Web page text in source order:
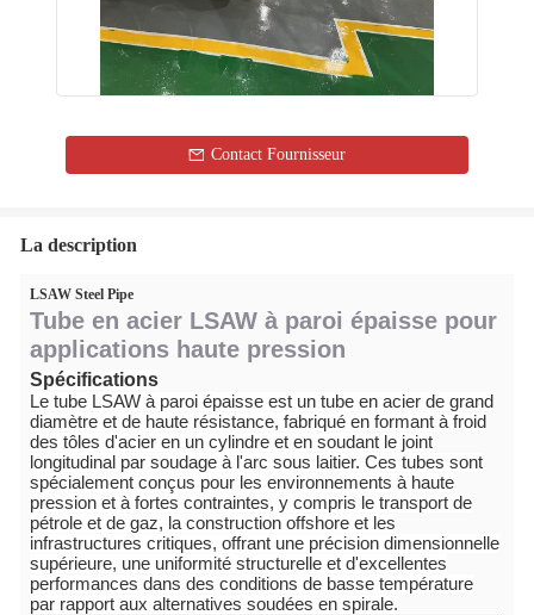
Contact Fournisseur
La description
LSAW Steel Pipe
Tube en acier LSAW à paroi épaisse pour
applications haute pression
Spécifications
Le tube LSAW à paroi épaisse est un tube en acier de grand
diamètre et de haute résistance, fabriqué en formant à froid
des tôles d'acier en un cylindre et en soudant le joint
longitudinal par soudage à l'arc sous laitier. Ces tubes sont
spécialement conçus pour les environnements à haute
pression et à fortes contraintes, y compris le transport de
pétrole et de gaz, la construction offshore et les
infrastructures critiques, offrant une précision dimensionnelle
supérieure, une uniformité structurelle et d'excellentes
performances dans des conditions de basse température
par rapport aux alternatives soudées en spirale.